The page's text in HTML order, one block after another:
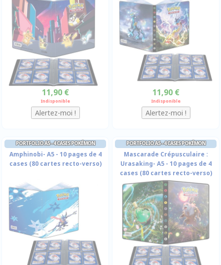
11,90 €
Indisponible
11,90 €
Indisponible
PORTFOLIO A5 - 4 CASES POKÉMON
Amphinobi- A5 - 10 pages de 4
cases (80 cartes recto-verso)
PORTFOLIO A5 - 4 CASES POKÉMON
Mascarade Crépusculaire :
Urasaking- A5 - 10 pages de 4
cases (80 cartes recto-verso)